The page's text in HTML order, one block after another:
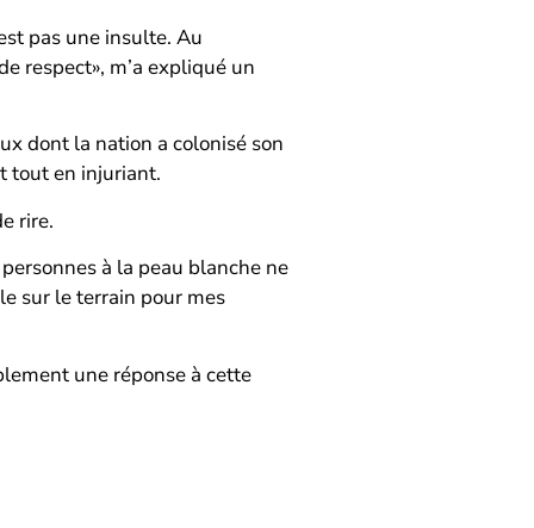
pas une insulte. Au
respect», m’a expliqué un
dont la nation a colonisé son
tout en injuriant.
rire.
à la peau blanche ne
sur le terrain pour mes
une réponse à cette